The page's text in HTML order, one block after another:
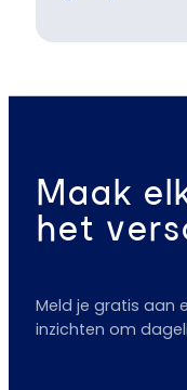
Maak
het
Meld je gratis aan
inzichten om